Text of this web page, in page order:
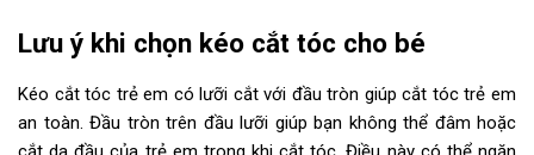
Lưu ý khi chọn kéo cắt tóc cho bé
Kéo cắt tóc trẻ em có lưỡi cắt với đầu tròn giúp cắt tóc trẻ em
an toàn. Đầu tròn trên đầu lưỡi giúp bạn không thể đâm hoặc